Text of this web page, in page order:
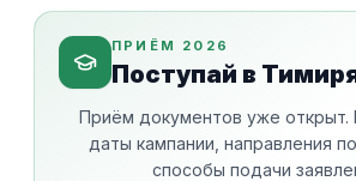
ПРИЁМ 2026
Поступай в
Приём документов уже открыт.
даты кампании, направления
способы подачи